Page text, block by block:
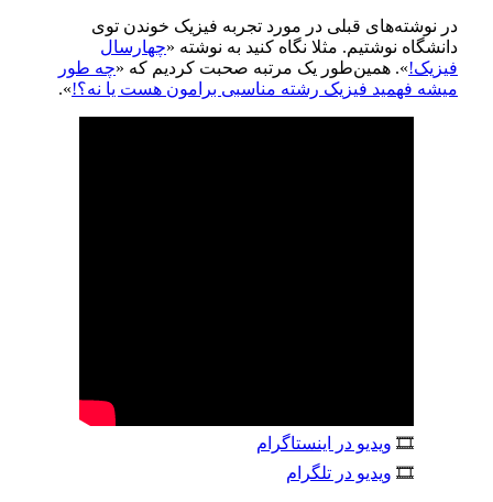
در نوشته‌های قبلی در مورد تجربه فیزیک خوندن توی
دانشگاه نوشتیم. مثلا نگاه کنید به نوشته «چهارسال
فیزیک!». همین‌طور یک مرتبه صحبت کردیم که «چه‌ طور
میشه فهمید فیزیک رشته مناسبی برامون هست یا نه؟!».
🎞 ویدیو در اینستاگرام
🎞 ویدیو در تلگرام